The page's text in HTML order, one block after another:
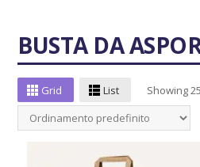
BUSTA DA
Grid List Showing